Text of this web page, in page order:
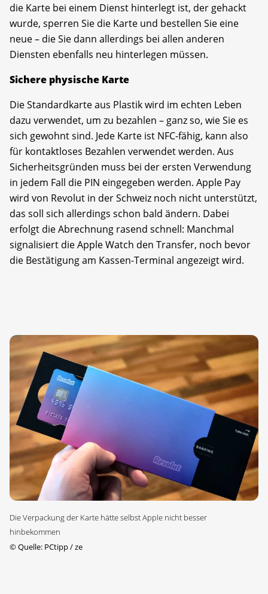
die Karte bei einem Dienst hinterlegt ist, der gehackt
wurde, sperren Sie die Karte und bestellen Sie eine
neue – die Sie dann allerdings bei allen anderen
Diensten ebenfalls neu hinterlegen müssen.
Sichere physische Karte
Die Standardkarte aus Plastik wird im echten Leben
dazu verwendet, um zu bezahlen – ganz so, wie Sie es
sich gewohnt sind. Jede Karte ist NFC-fähig, kann also
für kontaktloses Bezahlen verwendet werden. Aus
Sicherheitsgründen muss bei der ersten Verwendung
in jedem Fall die PIN eingegeben werden. Apple Pay
wird von Revolut in der Schweiz noch nicht unterstützt,
das soll sich allerdings schon bald ändern. Dabei
erfolgt die Abrechnung rasend schnell: Manchmal
signalisiert die Apple Watch den Transfer, noch bevor
die Bestätigung am Kassen-Terminal angezeigt wird.
Die Verpackung der Karte hätte selbst Apple nicht besser
hinbekommen
©Quelle: PCtipp / ze